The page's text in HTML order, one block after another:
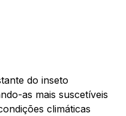
do inseto
as mais suscetíveis
climáticas